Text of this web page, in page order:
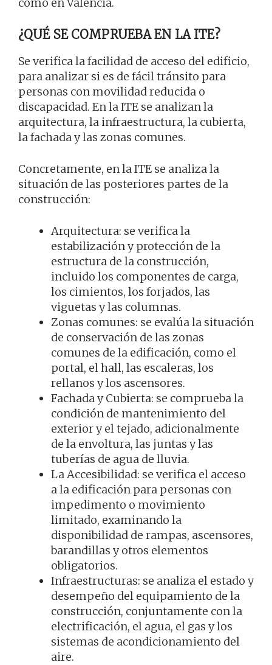
como en Valencia.
¿QUÉ SE COMPRUEBA EN LA ITE?
Se verifica la facilidad de acceso del edificio,
para analizar si es de fácil tránsito para
personas con movilidad reducida o
discapacidad. En la ITE se analizan la
arquitectura, la infraestructura, la cubierta,
la fachada y las zonas comunes.
Concretamente, en la ITE se analiza la
situación de las posteriores partes de la
construcción:
Arquitectura: se verifica la
estabilización y protección de la
estructura de la construcción,
incluido los componentes de carga,
los cimientos, los forjados, las
viguetas y las columnas.
Zonas comunes: se evalúa la situación
de conservación de las zonas
comunes de la edificación, como el
portal, el hall, las escaleras, los
rellanos y los ascensores.
Fachada y Cubierta: se comprueba la
condición de mantenimiento del
exterior y el tejado, adicionalmente
de la envoltura, las juntas y las
tuberías de agua de lluvia.
La Accesibilidad: se verifica el acceso
a la edificación para personas con
impedimento o movimiento
limitado, examinando la
disponibilidad de rampas, ascensores,
barandillas y otros elementos
obligatorios.
Infraestructuras: se analiza el estado y
desempeño del equipamiento de la
construcción, conjuntamente con la
electrificación, el agua, el gas y los
sistemas de acondicionamiento del
aire.